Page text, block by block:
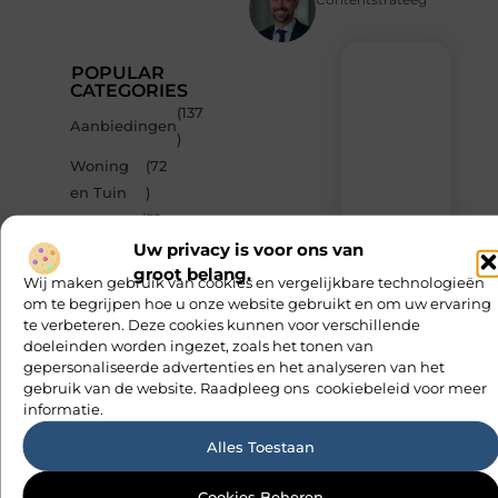
Uw privacy is voor ons van
groot belang.
Wij maken gebruik van cookies en vergelijkbare technologieën
om te begrijpen hoe u onze website gebruikt en om uw ervaring
te verbeteren. Deze cookies kunnen voor verschillende
doeleinden worden ingezet, zoals het tonen van
gepersonaliseerde advertenties en het analyseren van het
gebruik van de website. Raadpleeg ons cookiebeleid voor meer
informatie.
Alles Toestaan
POPULAR
CATEGORIES
Aanbiedingen
(137
)
Woning
en Tuin
(72
)
(52
)
Winkelen
(42
)
Dienstverlening
(35
)
inspireren
de
nieuwste
van
MvdWebdesign.nl
–
dagelijks
verse
tips